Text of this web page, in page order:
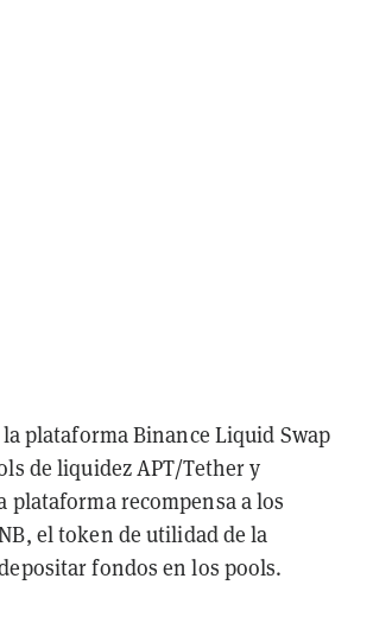
plataforma Binance Liquid Swap
de liquidez APT/Tether y
plataforma recompensa a los
el token de utilidad de la
fondos en los pools.